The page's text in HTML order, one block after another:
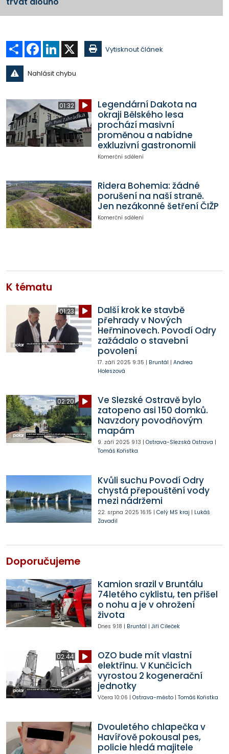
Sdílet Facebook
LinkedIn Vytisknout článek
Nahlásit chybu
01:32
Legendární Dakota na
okraji Bělského lesa
prochází masivní
proměnou a nabídne
exkluzivní gastronomii
Komerční sdělení
Ridera Bohemia: žádné
porušení na naší straně.
Jen nezákonné šetření ČIŽP
Komerční sdělení
K tématu
01:23
Další krok ke stavbě
přehrady v Nových
Heřminovech. Povodí Odry
zažádalo o stavební
povolení
17. září 2025 9:35 | Bruntál | Andrea
Holeszová
02:20
Ve Slezské Ostravě bylo
zatopeno asi 150 domků.
Navzdory povodňovým
mapám
9. září 2025 9:13 | Ostrava-Slezská Ostrava |
Tomáš Kořistka
Kvůli suchu Povodí Odry
chystá přepouštění vody
mezi nádržemi
22. srpna 2025 16:15 | Celý MS kraj | Lukáš
Zavadil
Doporučujeme
Kamion srazil v Bruntálu
74letého cyklistu, ten přišel
o nohu a je v ohrožení
života
Dnes 9:18 | Bruntál | Jiří Cileček
02:44
OZO bude mít vlastní
elektřinu. V Kunčicích
vyrostou 2 kogenerační
jednotky
Včera 10:06 | Ostrava-město| Tomáš Kořistka
Dvouletého chlapečka v
Havířově pokousal pes,
policie hledá majitele